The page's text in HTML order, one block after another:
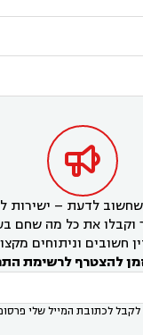

לדעת – ישירות
וקבלו את כל מה שחם
חשובים וניתוחים
להצטרף לרשימת
לכתובת המייל שלי